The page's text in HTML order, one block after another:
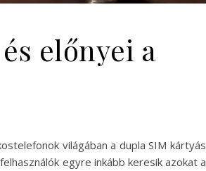
előnyei a
világában a dupla SIM kártyás
egyre inkább keresik azokat a